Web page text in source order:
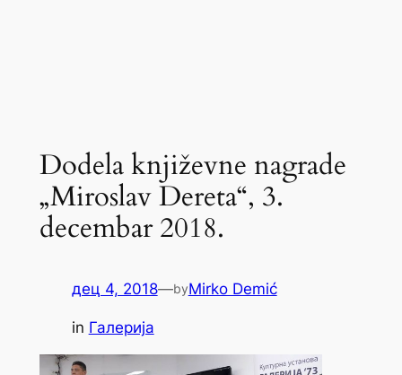
Dodela književne nagrade
„Miroslav Dereta“, 3.
decembar 2018.
дец 4, 2018—byMirko Demić
in Галерија